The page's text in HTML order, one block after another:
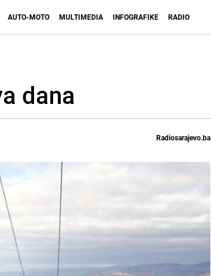
AUTO-MOTO MULTIMEDIA INFOGRAFIKE RADIO
dana
Radiosarajevo.ba